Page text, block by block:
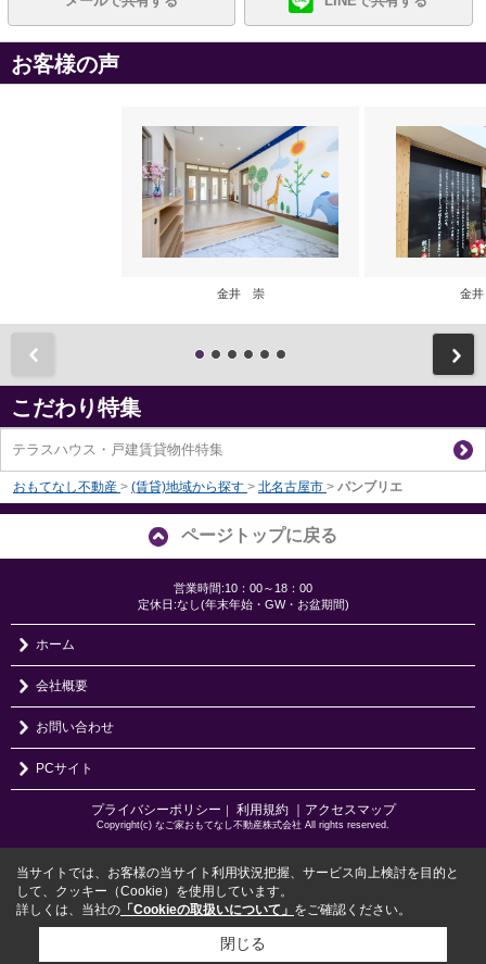
お客様の声
金井 崇 金
こだわり特集
テラスハウス・戸建賃貸物件特集
おもてなし不動産 > (賃貸)地域から探す > 北名古屋市 > パンブリエ
ページトップに戻る
営業時間:10：00～18：00
定休日:なし(年末年始・GW・お盆期間)
ホーム
会社概要
お問い合わせ
PCサイト
プライバシーポリシー 利用規約 ｜アクセスマップ
Copyright(c) なご家おもてなし不動産株式会社 All rights reserved.
当サイトでは、お客様の当サイト利用状況把握、サービス向上検討を目的と
して、クッキー（Cookie）を使用しています。
詳しくは、当社の 「Cookieの取扱いについて」 をご確認ください。
閉じる